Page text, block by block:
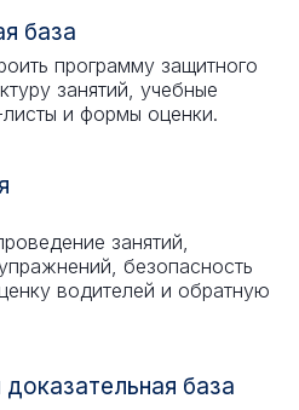
база
программу защитного
занятий, учебные
и формы оценки.
занятий,
безопасность
водителей и обратную
база